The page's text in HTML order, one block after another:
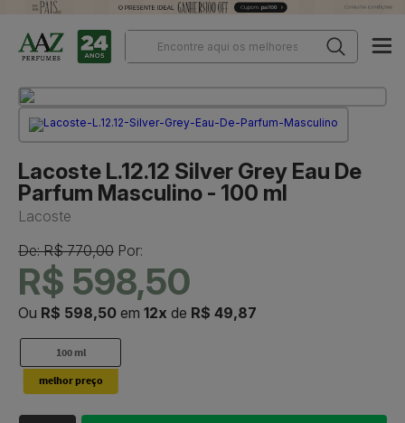
Lacoste L.12.12 Silver Grey Eau De
Parfum Masculino - 100 ml
Lacoste
De: R$ 770,00 Por:
R$ 598,50
Ou R$ 598,50 em 12x de R$ 49,87
100 ml